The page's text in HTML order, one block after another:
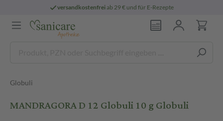
versandkostenfreiab 29 € und für E-Rezepte
Globuli
MANDRAGORA D 12 Globuli 10 g Globuli